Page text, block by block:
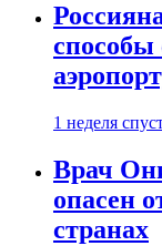
способы
1 неделя
Врач
опасен
странах